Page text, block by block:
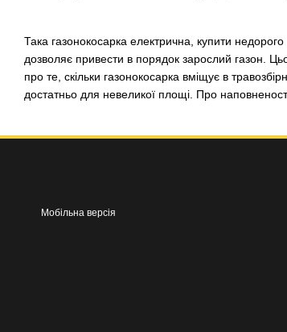
Така газонокосарка електрична, купити
дозволяє привести в порядок зарослий газон.
про те, скільки газонокосарка вміщує в
достатньо для невеликої площі. Про
Мобільна версія